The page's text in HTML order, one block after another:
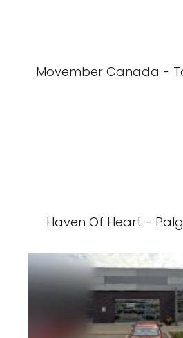
Movember Canada -
Haven Of Heart -